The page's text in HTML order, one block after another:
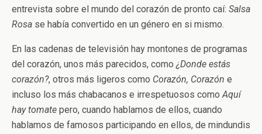
entrevista sobre el mundo del corazón de pronto caí: Salsa
Rosa se había convertido en un género en si mismo.
En las cadenas de televisión hay montones de programas
del corazón, unos más parecidos, como¿Donde estás
corazón?, otros más ligeros como Corazón, Corazón e
incluso los más chabacanos e irrespetuosos comoAquí
hay tomate pero, cuando hablamos de ellos, cuando
hablamos de famosos participando en ellos, de mindundis